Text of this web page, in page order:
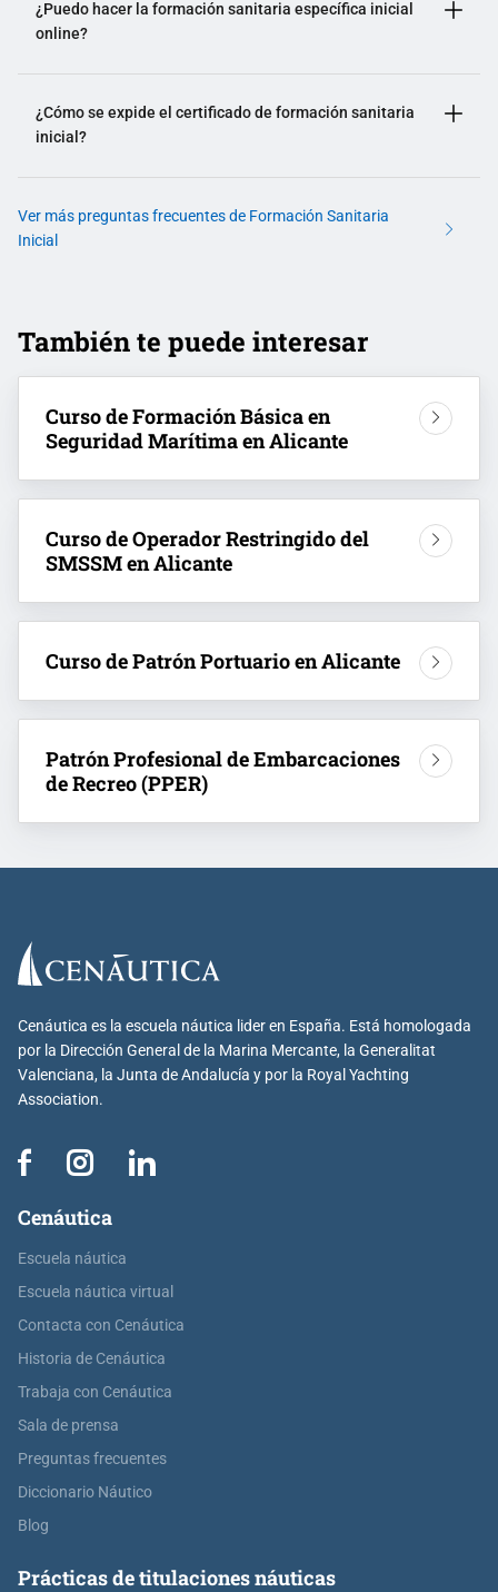
¿Puedo hacer la formación sanitaria específica inicial
online?
¿Cómo se expide el certificado de formación sanitaria
inicial?
Ver más preguntas frecuentes de Formación Sanitaria
Inicial
También te puede interesar
Curso de Formación Básica en
Seguridad Marítima en Alicante
Curso de Operador Restringido del
SMSSM en Alicante
Curso de Patrón Portuario en Alicante
Patrón Profesional de Embarcaciones
de Recreo (PPER)
Cenáutica es la escuela náutica lider en España. Está homologada
por la Dirección General de la Marina Mercante, la Generalitat
Valenciana, la Junta de Andalucía y por la Royal Yachting
Association.
Cenáutica
Escuela náutica
Escuela náutica virtual
Contacta con Cenáutica
Historia de Cenáutica
Trabaja con Cenáutica
Sala de prensa
Preguntas frecuentes
Diccionario Náutico
Blog
Prácticas de titulaciones náuticas